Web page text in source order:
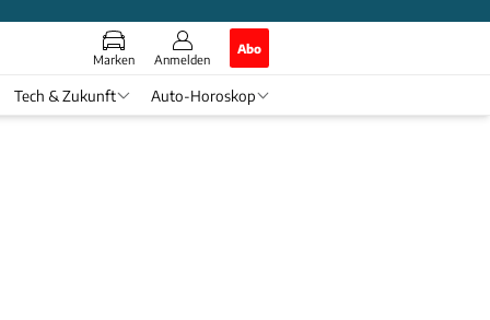
Marken Anmelden
Abo
Tech & Zukunft Auto-Horoskop